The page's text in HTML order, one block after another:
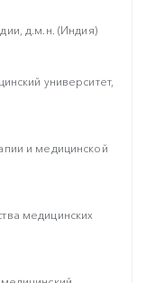
д.м.н. (Индия)
университет,
и медицинской
медицинских